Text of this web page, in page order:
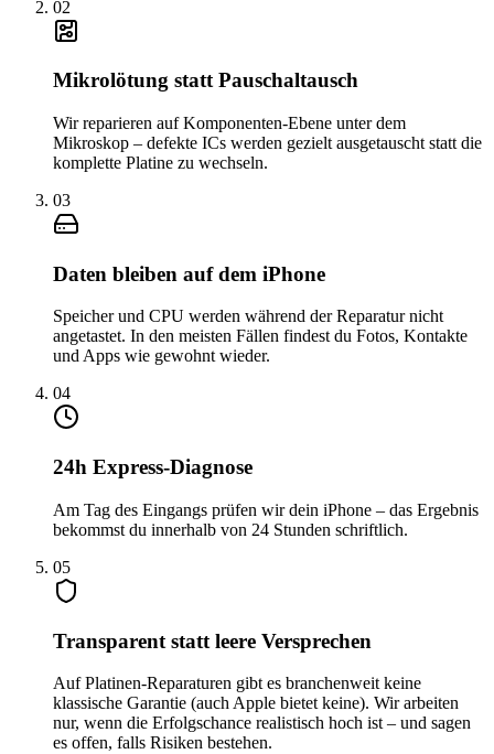
02
Mikrolötung statt Pauschaltausch
Wir reparieren auf Komponenten-Ebene unter dem
Mikroskop – defekte ICs werden gezielt ausgetauscht statt die
komplette Platine zu wechseln.
03
Daten bleiben auf dem iPhone
Speicher und CPU werden während der Reparatur nicht
angetastet. In den meisten Fällen findest du Fotos, Kontakte
und Apps wie gewohnt wieder.
04
24h Express-Diagnose
Am Tag des Eingangs prüfen wir dein iPhone – das Ergebnis
bekommst du innerhalb von 24 Stunden schriftlich.
05
Transparent statt leere Versprechen
Auf Platinen-Reparaturen gibt es branchenweit keine
klassische Garantie (auch Apple bietet keine). Wir arbeiten
nur, wenn die Erfolgschance realistisch hoch ist – und sagen
es offen, falls Risiken bestehen.